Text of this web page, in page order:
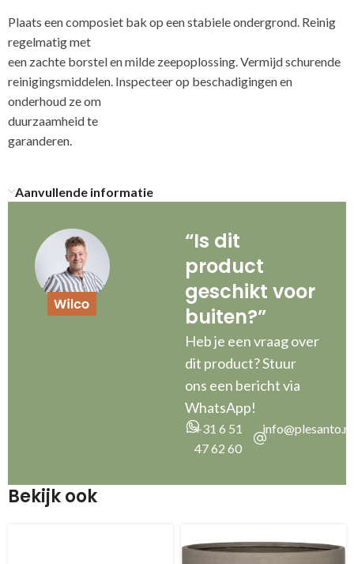
Plaats een composiet bak op een stabiele ondergrond. Reinig
regelmatig met
een zachte borstel en milde zeepoplossing. Vermijd schurende
reinigingsmiddelen. Inspecteer op beschadigingen en
onderhoud ze om
duurzaamheid te
Aanvullende informatie
“Is dit
product
geschikt voor
buiten?”
Heb je een vraag over
dit product? Stuur
ons een bericht via
WhatsApp!
+31 6 51
47 62 60
info@plesanto.nl
Bekijk ook